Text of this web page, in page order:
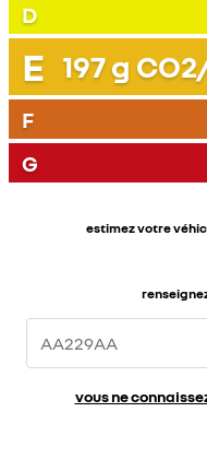
D
E 197g
F
G
estimez votre
vous ne